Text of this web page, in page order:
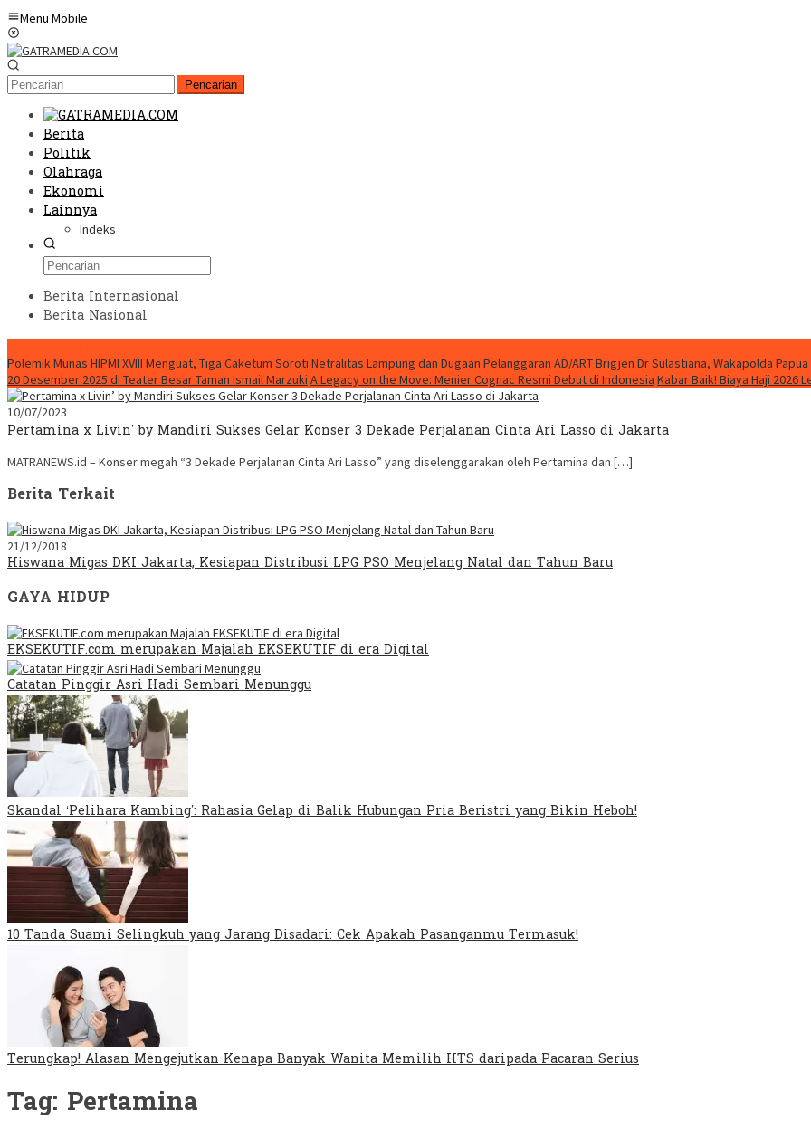
Menu Mobile
Pencarian
Berita
Politik
Olahraga
Ekonomi
Lainnya
Indeks
Berita Internasional
Berita Nasional
Polemik Munas HIPMI XVIII Menguat, Tiga Caketum Soroti Netralitas Lampung dan Dugaan Pelanggaran AD/ARTBrigjen Dr Sulastiana, Wakapolda
20 Desember 2025 di Teater Besar Taman Ismail Marzuki A Legacy on the Move: Menier Cognac Resmi Debut di Indonesia Kabar Baik! Biaya Haji 2026
10/07/2023
Pertamina x Livin’ by Mandiri Sukses Gelar Konser 3 Dekade Perjalanan Cinta Ari Lasso di Jakarta
MATRANEWS.id – Konser megah “3 Dekade Perjalanan Cinta Ari Lasso” yang diselenggarakan oleh Pertamina dan […]
Berita Terkait
21/12/2018
Hiswana Migas DKI Jakarta, Kesiapan Distribusi LPG PSO Menjelang Natal dan Tahun Baru
GAYA HIDUP
EKSEKUTIF.com merupakan Majalah EKSEKUTIF di era Digital
Catatan Pinggir Asri Hadi Sembari Menunggu
Skandal ‘Pelihara Kambing’: Rahasia Gelap di Balik Hubungan Pria Beristri yang Bikin Heboh!
10 Tanda Suami Selingkuh yang Jarang Disadari: Cek Apakah Pasanganmu Termasuk!
Terungkap! Alasan Mengejutkan Kenapa Banyak Wanita Memilih HTS daripada Pacaran Serius
Tag: Pertamina